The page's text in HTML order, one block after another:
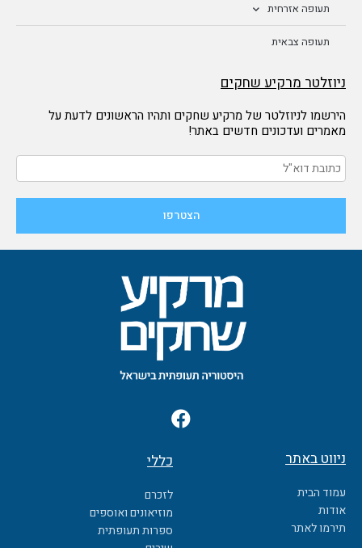
תעופה אזרחית
תעופה צבאית
ניוזלטר מרקיע שחקים
הירשמו לניוזלטר של מרקיע שחקים ותהיו הראשונים לדעת על
מאמרים ועדכונים חדשים באתר!
F
a
e
b
o
o
ניווט באתר
עמוד הבית
אודות
תירמו לאתר
כללי
לזכרם
מוזיאונים ואוספים
ספרות תעופתית